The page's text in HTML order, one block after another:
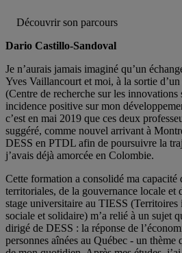
Découvrir son parcours
Dario Castillo-Sandoval
Je n’aurais jamais imaginé qu’un
Yves Vaillancourt et moi, à la sortie
(Centre de recherche sur les
incidence positive sur mon
c’est en mai 2019 que ces deux
suggéré, comme nouvel arrivant à
DESS en PTDL afin de poursuivre la
j’avais déjà amorcée en Colombie.
Cette formation a consolidé ma capacité
territoriales, de la gouvernance locale et
stage universitaire au TIESS (Territoires
sociale et solidaire) m’a relié à un sujet
dirigé de DESS : la réponse de
personnes aînées au Québec - un